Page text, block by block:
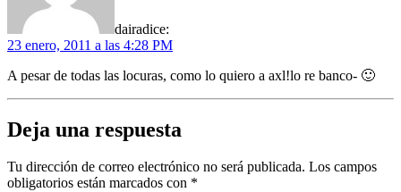
dairadice:
23 enero, 2011 a las 4:28 PM
A pesar de todas las locuras, como lo quiero a axl!lo re banco- 🙂
Deja una respuesta
Tu dirección de correo electrónico no será publicada. Los campos
obligatorios están marcados con *